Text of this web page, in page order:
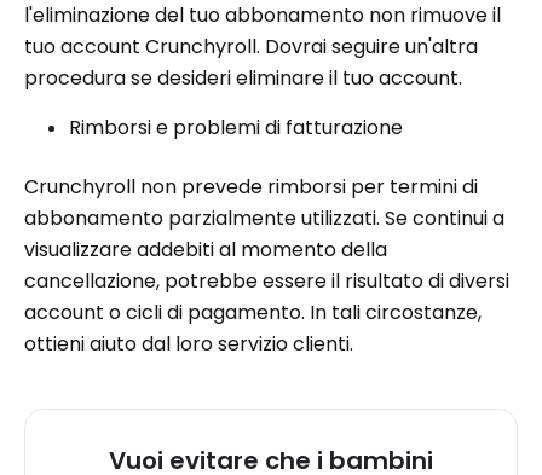
l'eliminazione del tuo abbonamento non rimuove il
tuo account Crunchyroll. Dovrai seguire un'altra
procedura se desideri eliminare il tuo account.
Rimborsi e problemi di fatturazione
Crunchyroll non prevede rimborsi per termini di
abbonamento parzialmente utilizzati. Se continui a
visualizzare addebiti al momento della
cancellazione, potrebbe essere il risultato di diversi
account o cicli di pagamento. In tali circostanze,
ottieni aiuto dal loro servizio clienti.
Vuoi evitare che i bambini